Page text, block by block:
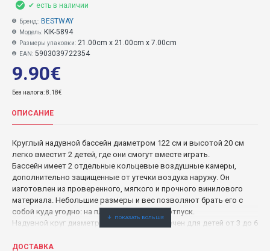
9.90€
Без налога: 8.18€
✔ есть в наличии
Бренд:: BESTWAY
Модель: KIK-5894
Размеры упаковки: 21.00cm x 21.00cm x 7.00cm
EAN: 5903039722354
ОПИСАНИЕ
Круглый надувной бассейн диаметром 122 см и высотой 20 см
легко вместит 2 детей, где они смогут вместе играть.
Бассейн имеет 2 отдельные кольцевые воздушные камеры,
дополнительно защищенные от утечки воздуха наружу. Он
изготовлен из проверенного, мягкого и прочного винилового
материала. Небольшие размеры и вес позволяют брать его с
собой куда угодно: на пляж, на дачу или в отпуск.
Надувной круг диаметром 46 см предназначен для детей от 3 до 6
доставит массу удовольствия малышам.
ДОСТАВКА